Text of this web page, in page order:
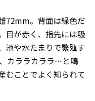
72mm。背面は緑色だ
目が赤く、指先には吸
池や水たまりで繁殖す
カララカララ…と鳴
むことでよく知られて